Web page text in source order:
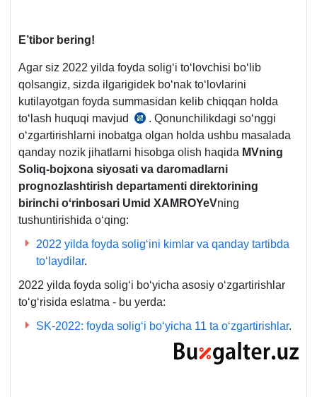
E’tibor bering!
Agar siz 2022 yilda foyda soligʻi toʻlovchisi boʻlib
qolsangiz, sizda ilgarigidek boʻnak toʻlovlarini
kutilayotgan foyda summasidan kelib chiqqan holda
toʻlash huquqi mavjud
SK
340-
m.
11.q.
. Qonunchilikdagi soʻnggi
oʻzgartirishlarni inobatga olgan holda ushbu masalada
qanday nozik jihatlarni hisobga olish haqida MVning
Soliq-bojхona siyosati va daromadlarni
prognozlashtirish departamenti direktorining
birinchi oʻrinbosari Umid XAMROYeVning
tushuntirishida oʻqing:
2022 yilda foyda soligʻini kimlar va qanday tartibda
toʻlaydilar.
2022 yilda foyda soligʻi boʻyicha asosiy oʻzgartirishlar
toʻgʻrisida eslatma - bu yerda:
SK-2022: foyda soligʻi boʻyicha 11 ta oʻzgartirishlar.